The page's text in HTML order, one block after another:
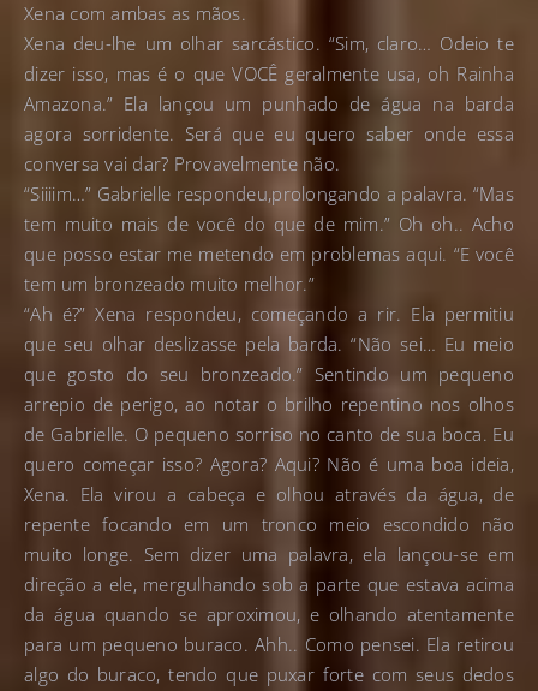
Xena com ambas as mãos.
Xena deu-lhe um olhar sarcástico. “Sim, claro… Odeio te
dizer isso, mas é o que VOCÊ geralmente usa, oh Rainha
Amazona.” Ela lançou um punhado de água na barda
agora sorridente. Será que eu quero saber onde essa
conversa vai dar? Provavelmente não.
“Siiiim…” Gabrielle respondeu,prolongando a palavra. “Mas
tem muito mais de você do que de mim.” Oh oh.. Acho
que posso estar me metendo em problemas aqui. “E você
tem um bronzeado muito melhor.”
“Ah é?” Xena respondeu, começando a rir. Ela permitiu
que seu olhar deslizasse pela barda. “Não sei… Eu meio
que gosto do seu bronzeado.” Sentindo um pequeno
arrepio de perigo, ao notar o brilho repentino nos olhos
de Gabrielle. O pequeno sorriso no canto de sua boca. Eu
quero começar isso? Agora? Aqui? Não é uma boa ideia,
Xena. Ela virou a cabeça e olhou através da água, de
repente focando em um tronco meio escondido não
muito longe. Sem dizer uma palavra, ela lançou-se em
direção a ele, mergulhando sob a parte que estava acima
da água quando se aproximou, e olhando atentamente
para um pequeno buraco. Ahh.. Como pensei. Ela retirou
algo do buraco, tendo que puxar forte com seus dedos